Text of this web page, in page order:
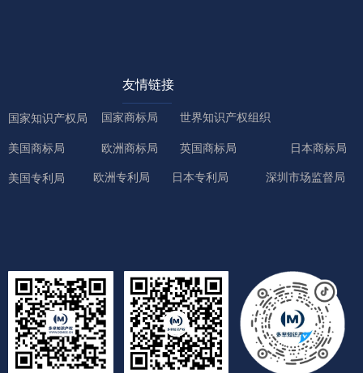
友情链接
国家知识产权局 国家商标局 世界知识产权组织
美国商标局 欧洲商标局 英国商标局 日本商标局
美国专利局 欧洲专利局 日本专利局 深圳市场监督局